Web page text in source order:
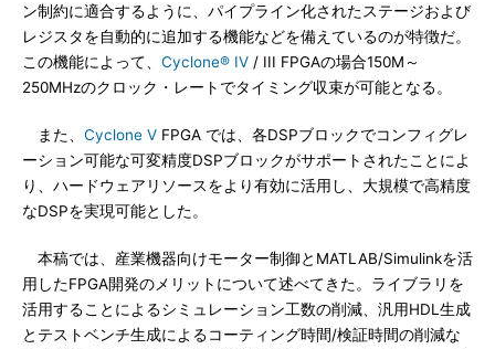
ン制約に適合するように、パイプライン化されたステージおよび
レジスタを自動的に追加する機能などを備えているのが特徴だ。
この機能によって、 Cyclone® IV / III FPGAの場合150M～
250MHzのクロック・レートでタイミング収束が可能となる。
また、 Cyclone V FPGA では、各DSPブロックでコンフィグレ
ーション可能な可変精度DSPブロックがサポートされたことによ
り、ハードウェアリソースをより有効に活用し、大規模で高精度
なDSPを実現可能とした。
本稿では、産業機器向けモーター制御とMATLAB/Simulinkを活
用したFPGA開発のメリットについて述べてきた。ライブラリを
活用することによるシミュレーション工数の削減、汎用HDL生成
とテストベンチ生成によるコーティング時間/検証時間の削減な